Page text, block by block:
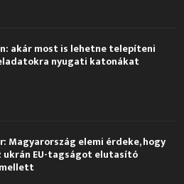
akár most is lehetne telepíteni
nyugati katonákat
Magyarország elemi érdeke, hogy
EU-tagságot elutasító